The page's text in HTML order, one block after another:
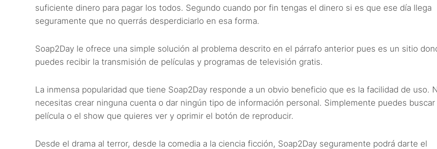
suficiente dinero para pagar los todos. Segundo cuando por fin tengas el dinero si es que ese día llega
seguramente que no querrás desperdiciarlo en esa forma.
Soap2Day le ofrece una simple solución al problema descrito en el párrafo anterior pues es un sitio
puedes recibir la transmisión de películas y programas de televisión gratis.
La inmensa popularidad que tiene Soap2Day responde a un obvio beneficio que es la facilidad de uso.
necesitas crear ninguna cuenta o dar ningún tipo de información personal. Simplemente puedes buscar
película o el show que quieres ver y oprimir el botón de reproducir.
Desde el drama al terror, desde la comedia a la ciencia ficción, Soap2Day seguramente podrá darte el